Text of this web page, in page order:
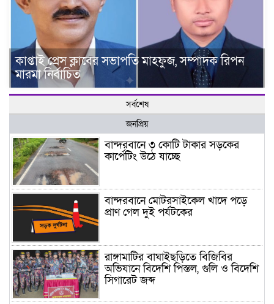
কাপ্তাই প্রেস ক্লাবের সভাপতি মাহফুজ, সম্পাদক রিপন
মারমা নির্বাচিত
সর্বশেষ
জনপ্রিয়
বান্দরবানে ৩ কোটি টাকার সড়কের
কার্পেটিং উঠে যাচ্ছে
বান্দরবানে মোটরসাইকেল খাদে পড়ে
প্রাণ গেল দুই পর্যটকের
রাঙ্গামাটির বাঘাইছড়িতে বিজিবির
অভিযানে বিদেশি পিস্তল, গুলি ও বিদেশি
সিগারেট জব্দ